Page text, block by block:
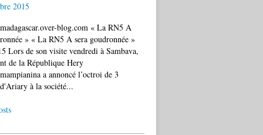
2015
blog.com « La RN5 A
» « La RN5 A sera goudronnée »
Lors de son visite vendredi à Sambava,
de la République Hery
a annoncé l’octroi de 3
à la société...